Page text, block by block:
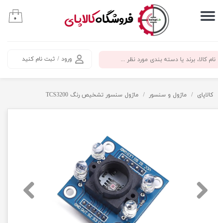
​فروشگاهکالاپای
ورود / ثبت نام کنید
حساب کاربری من
سفارشات
۰
کالاپای ماژول و سنسور ماژول سنسور تشخیص رنگ TCS3200